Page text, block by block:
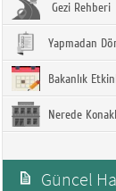
Gezi Rehberi
Yapmadan
Bakanlık
Nerede
Güncel